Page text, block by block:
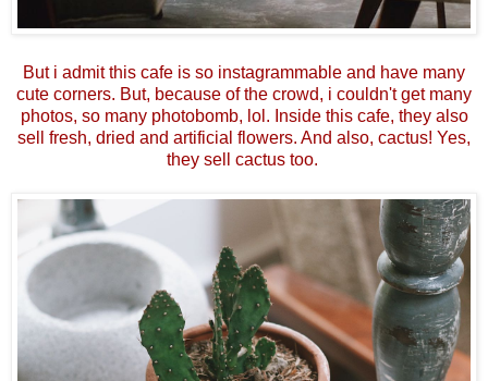
But i admit this cafe is so instagrammable and have many
cute corners. But, because of the crowd, i couldn't get many
photos, so many photobomb, lol. Inside this cafe, they also
sell fresh, dried and artificial flowers. And also, cactus! Yes,
they sell cactus too.